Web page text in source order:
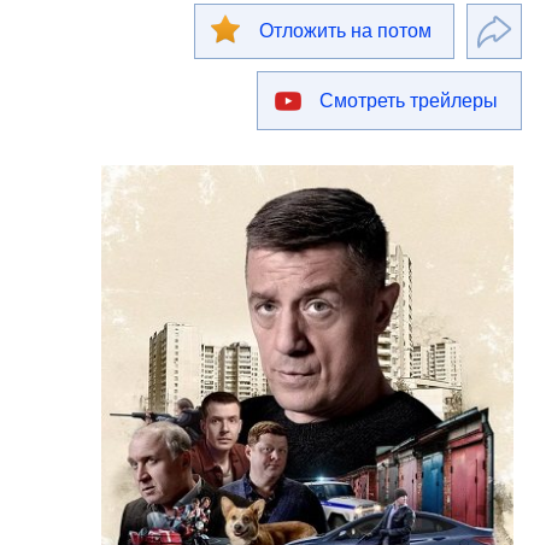
Отложить на потом
Смотреть трейлеры